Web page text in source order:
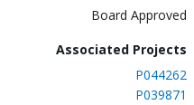
Board Approved
Associated Projects
P044262
P039871